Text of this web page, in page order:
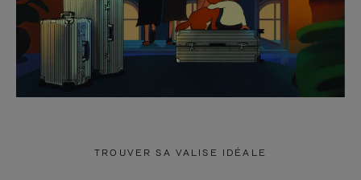
TROUVER SA VALISE IDÉALE